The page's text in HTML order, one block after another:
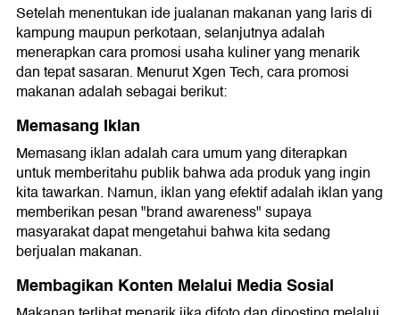
Setelah menentukan ide jualanan makanan yang laris di
kampung maupun perkotaan, selanjutnya adalah
menerapkan cara promosi usaha kuliner yang menarik
dan tepat sasaran. Menurut Xgen Tech, cara promosi
makanan adalah sebagai berikut:
Memasang Iklan
Memasang iklan adalah cara umum yang diterapkan
untuk memberitahu publik bahwa ada produk yang ingin
kita tawarkan. Namun, iklan yang efektif adalah iklan yang
memberikan pesan "brand awareness" supaya
masyarakat dapat mengetahui bahwa kita sedang
berjualan makanan.
Membagikan Konten Melalui Media Sosial